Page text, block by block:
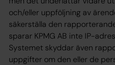
och/eller uppföljning av
säkerställa den
sparar KPMG AB inte IP-
Systemet skyddar även
uppgifter om den eller de